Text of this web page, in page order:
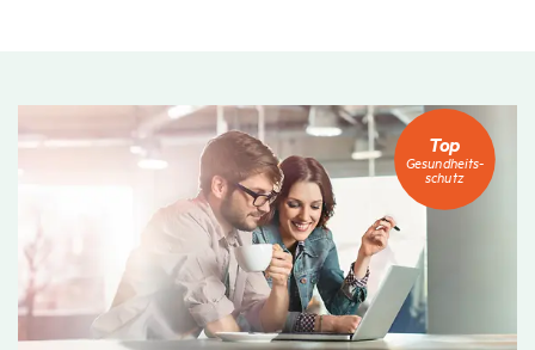
Gesundheitsschutz
Top
Gesundheits­
schutz